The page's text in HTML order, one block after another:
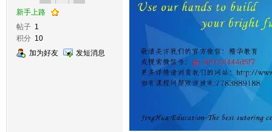
新手上路
帖子 1
积分 10
加为好友
发短消息